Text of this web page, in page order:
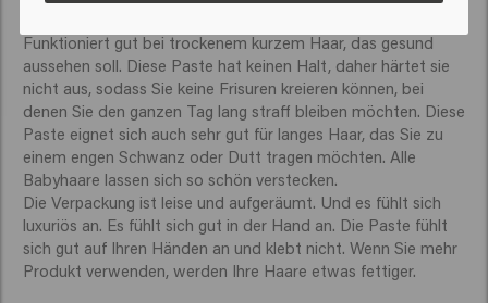
Funktioniert gut bei trockenem kurzem Haar, das gesund
aussehen soll. Diese Paste hat keinen Halt, daher härtet sie
nicht aus, sodass Sie keine Frisuren kreieren können, bei
denen Sie den ganzen Tag lang straff bleiben möchten. Diese
Paste eignet sich auch sehr gut für langes Haar, das Sie zu
einem engen Schwanz oder Dutt tragen möchten. Alle
Babyhaare lassen sich so schön verstecken.
Die Verpackung ist leise und aufgeräumt. Und es fühlt sich
luxuriös an. Es fühlt sich gut in der Hand an. Die Paste fühlt
sich gut auf Ihren Händen an und klebt nicht. Wenn Sie mehr
Produkt verwenden, werden Ihre Haare etwas fettiger.